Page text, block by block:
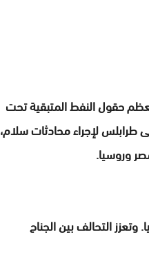
حقول النفط المتبقية تحت
طرابلس لإجراء محادثات سلام،
وروسيا.
التحالف بين الجناح